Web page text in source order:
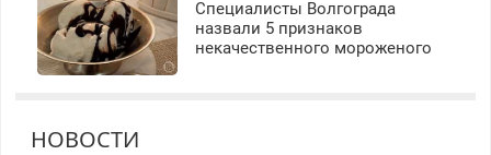
Специалисты Волгограда
назвали 5 признаков
некачественного мороженого
НОВОСТИ